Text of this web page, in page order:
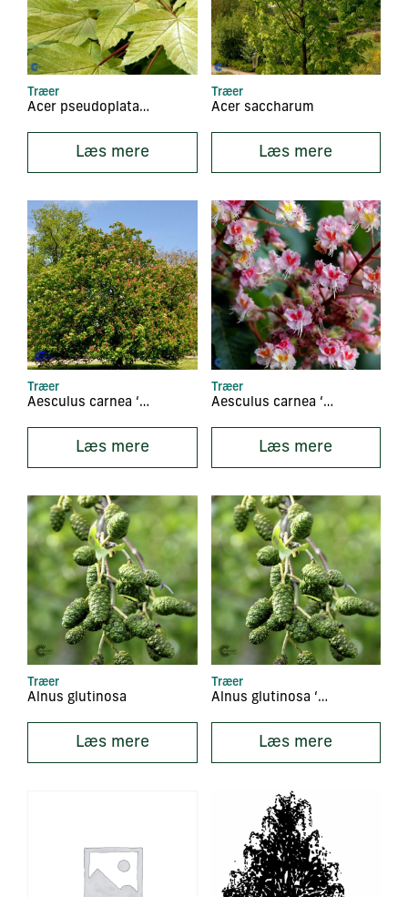
Træer
Acer pseudoplatanus ‘Brilliantissimum’
Læs mere
Træer
Acer saccharum
Læs mere
Træer
Aesculus carnea ‘Briotii’
Læs mere
Træer
Aesculus carnea ‘Plantierensis’
Læs mere
Træer
Alnus glutinosa
Læs mere
Træer
Alnus glutinosa ‘Laciniata’
Læs mere